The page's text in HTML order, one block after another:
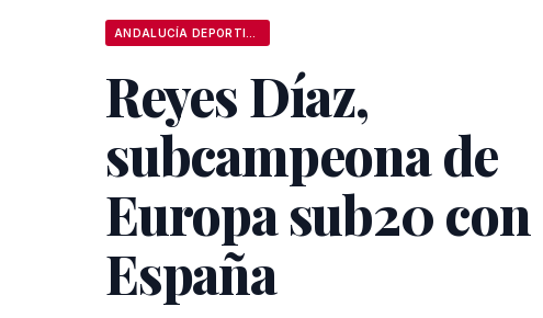
Reyes Díaz,
subcampeona de
Europa sub20 con
España